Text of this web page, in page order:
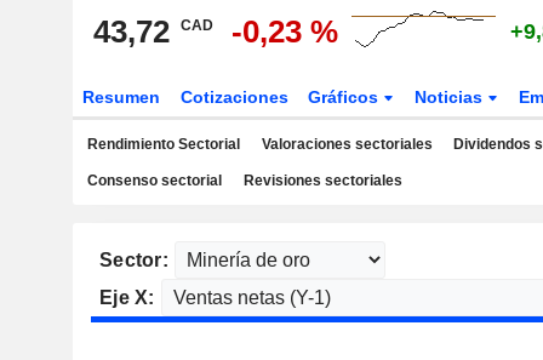
43,72 CAD -0,23 %
Resumen Cotizaciones Gráficos Noticias
Rendimiento Sectorial Valoraciones sectoriales Dividendos
Consenso sectorial Revisiones sectoriales
Sector:
Eje X: